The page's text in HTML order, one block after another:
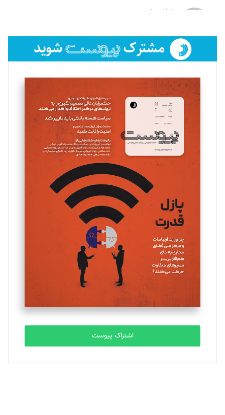
لیلا حنارود
فائزه فتحی رستمی
تحریریه
سروش کرمیان
تحریریه
مینا پاکدل
یسنا امان‌پور
تحریریه
ملینا جعفری
تحریریه
مصطفی مسجدی آرانی
تحریریه
بابک نقاش
تحریریه
اشتراک پیوست